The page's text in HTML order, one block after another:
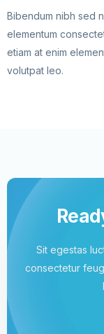
Bibendum nibh sed
elementum
etiam at enim
volutpat leo.
Sit egestas
consectetur